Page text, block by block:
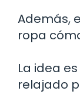
Además,
ropa
La idea
relajado